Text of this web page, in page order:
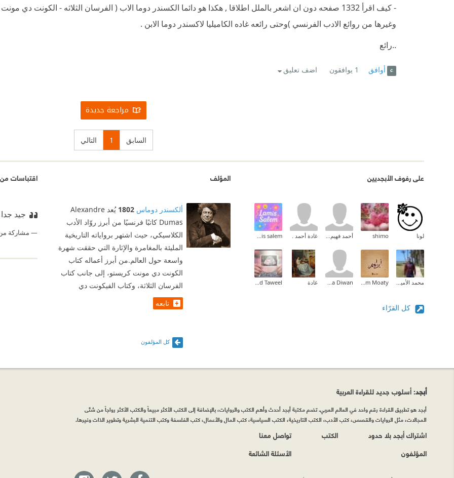
- كيف اقرأ 1332 صفحه دون ان اشعر بالملل اطلاقا , هكذا هو دائما الكسندر دوما الاب ( الفرسان الثلاثه - الكونت دي
وغيرها من روائع الادب الفرنسي )وحتى رائعه غاده الكاميليا لاكسندر دوما الابن .
..رائع
أوافق 1 يوافقون اضف تعليق
مراجعة جديدة
السابق 1 التالي
على رفوف الأبجديين
لونا shimo أحمد فهيم القاضى غادة أحمد . lamis salem
محمد الأمين السعداني Ibrahim Moaty
Maha Diwan غادة Ola Ahmad Taweel
كل القرّاء
المؤلف
ألكسندر دوماس 1802
يُعد Alexandre
Dumas كاتبًا فرنسيًا من أبرز روّاد الأدب
الكلاسيكي، حيث اشتهر برواياته التاريخية
المليئة بالمغامرة والإثارة التي حققت شهرة
واسعة حول العالم.من أبرز أعماله كتاب
الكونت دي مونت كريستو، إلى جانب كتاب
الفرسان الثلاثة، وكتاب الفيكونت دي
تابعه
كل المؤلفون
اقتباسات
جيد
مشاركة
أبجد: أسلوب جديد للقراءة العربية
أبجد هو تطبيق القراءة رقم واحد في العالم العربي. تضم مكتبة أبجد أحدث وأهم الكتب والروايات، بالإضافة إلى الكتب الأكثر مبيعاً والكتب الأكثر رواجاً من شتّى
المجالات، مثل الروايات والقصص، كتب الأدب، الكتب التاريخية، الكتب السياسية، كتب المال والأعمال، كتب الفلسفة وكتب التنمية البشرية وتطوير الذات وغيرها.
اشتراك أبجد بلا حدود
المؤلفون
الكتب
تواصل معنا
الأسئلة الشائعة